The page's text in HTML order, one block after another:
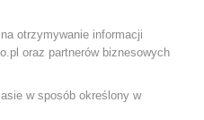
otrzymywanie informacji
oraz partnerów biznesowych
w sposób określony w